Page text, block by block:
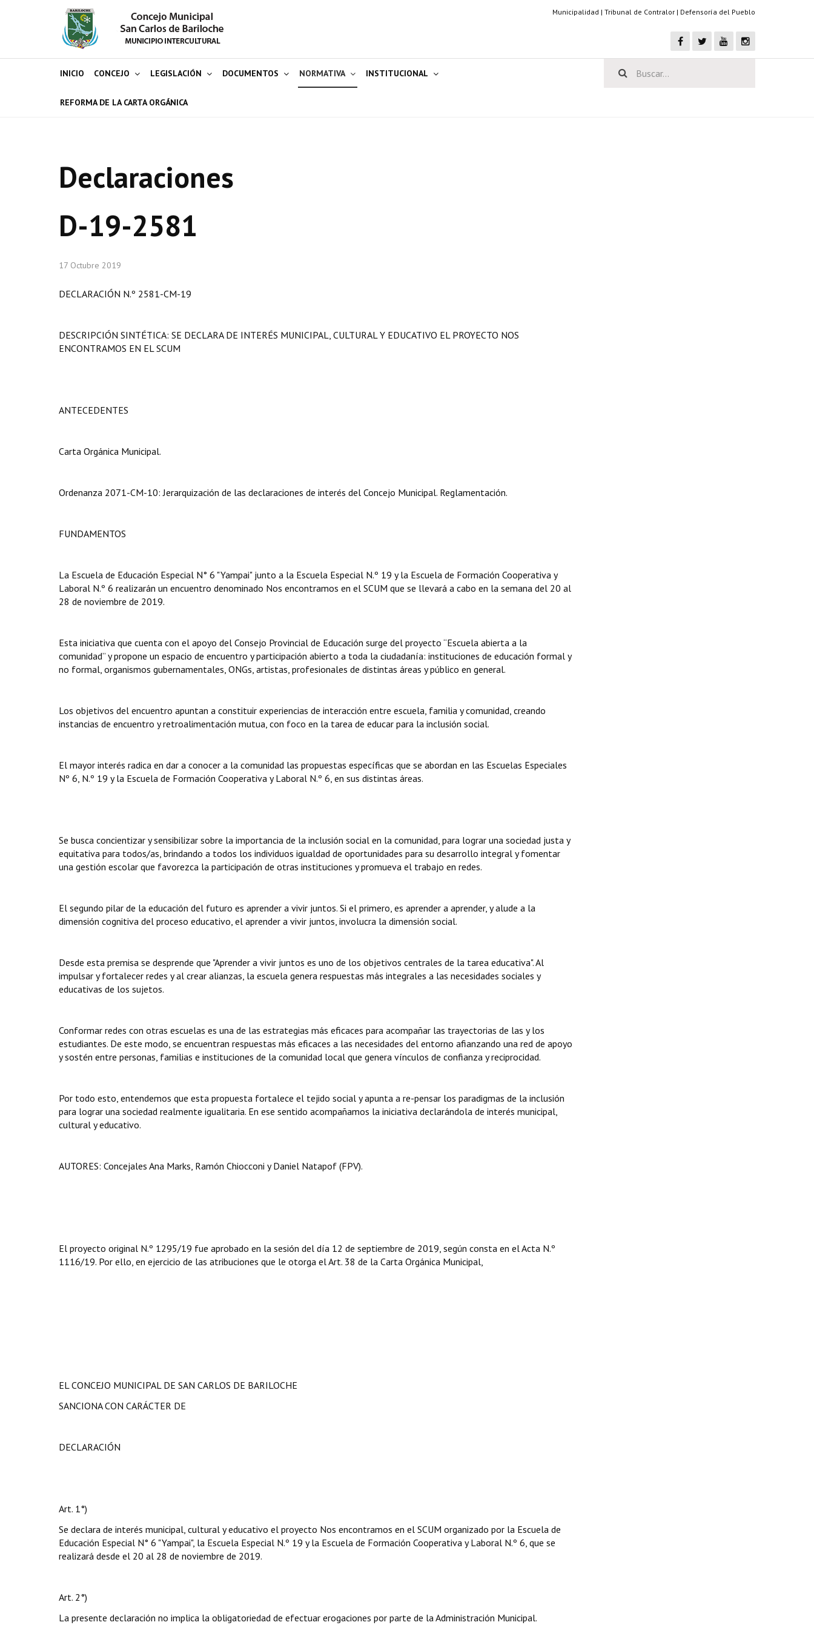
Municipalidad | Tribunal de Contralor | Defensoría del Pueblo
INICIO CONCEJO LEGISLACIÓN DOCUMENTOS NORMATIVA INSTITUCIONAL
REFORMA DE LA CARTA ORGÁNICA
Declaraciones
D-19-2581
17 Octubre 2019
DECLARACIÓN N.º 2581-CM-19
DESCRIPCIÓN SINTÉTICA: SE DECLARA DE INTERÉS MUNICIPAL, CULTURAL Y EDUCATIVO EL PROYECTO NOS
ENCONTRAMOS EN EL SCUM
ANTECEDENTES
Carta Orgánica Municipal.
Ordenanza 2071-CM-10: Jerarquización de las declaraciones de interés del Concejo Municipal. Reglamentación.
FUNDAMENTOS
La Escuela de Educación Especial N° 6 "Yampai" junto a la Escuela Especial N.º 19 y la Escuela de Formación Cooperativa y
Laboral N.º 6 realizarán un encuentro denominado Nos encontramos en el SCUM que se llevará a cabo en la semana del 20 al
28 de noviembre de 2019.
Esta iniciativa que cuenta con el apoyo del Consejo Provincial de Educación surge del proyecto “Escuela abierta a la
comunidad” y propone un espacio de encuentro y participación abierto a toda la ciudadanía: instituciones de educación formal y
no formal, organismos gubernamentales, ONGs, artistas, profesionales de distintas áreas y público en general.
Los objetivos del encuentro apuntan a constituir experiencias de interacción entre escuela, familia y comunidad, creando
instancias de encuentro y retroalimentación mutua, con foco en la tarea de educar para la inclusión social.
El mayor interés radica en dar a conocer a la comunidad las propuestas específicas que se abordan en las Escuelas Especiales
Nº 6, N.º 19 y la Escuela de Formación Cooperativa y Laboral N.º 6, en sus distintas áreas.
Se busca concientizar y sensibilizar sobre la importancia de la inclusión social en la comunidad, para lograr una sociedad justa y
equitativa para todos/as, brindando a todos los individuos igualdad de oportunidades para su desarrollo integral y fomentar
una gestión escolar que favorezca la participación de otras instituciones y promueva el trabajo en redes.
El segundo pilar de la educación del futuro es aprender a vivir juntos. Si el primero, es aprender a aprender, y alude a la
dimensión cognitiva del proceso educativo, el aprender a vivir juntos, involucra la dimensión social.
Desde esta premisa se desprende que "Aprender a vivir juntos es uno de los objetivos centrales de la tarea educativa". Al
impulsar y fortalecer redes y al crear alianzas, la escuela genera respuestas más integrales a las necesidades sociales y
educativas de los sujetos.
Conformar redes con otras escuelas es una de las estrategias más eficaces para acompañar las trayectorias de las y los
estudiantes. De este modo, se encuentran respuestas más eficaces a las necesidades del entorno afianzando una red de apoyo
y sostén entre personas, familias e instituciones de la comunidad local que genera vínculos de confianza y reciprocidad.
Por todo esto, entendemos que esta propuesta fortalece el tejido social y apunta a re-pensar los paradigmas de la inclusión
para lograr una sociedad realmente igualitaria. En ese sentido acompañamos la iniciativa declarándola de interés municipal,
cultural y educativo.
AUTORES: Concejales Ana Marks, Ramón Chiocconi y Daniel Natapof (FPV).
El proyecto original N.º 1295/19 fue aprobado en la sesión del día 12 de septiembre de 2019, según consta en el Acta N.º
1116/19. Por ello, en ejercicio de las atribuciones que le otorga el Art. 38 de la Carta Orgánica Municipal,
EL CONCEJO MUNICIPAL DE SAN CARLOS DE BARILOCHE
SANCIONA CON CARÁCTER DE
DECLARACIÓN
Art. 1°)
Se declara de interés municipal, cultural y educativo el proyecto Nos encontramos en el SCUM organizado por la Escuela de
Educación Especial N° 6 "Yampai", la Escuela Especial N.º 19 y la Escuela de Formación Cooperativa y Laboral N.º 6, que se
realizará desde el 20 al 28 de noviembre de 2019.
Art. 2°)
La presente declaración no implica la obligatoriedad de efectuar erogaciones por parte de la Administración Municipal.